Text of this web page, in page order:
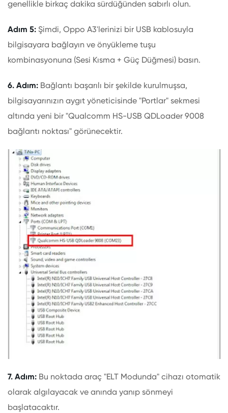
genellikle birkaç dakika sürdüğünden sabırlı olun.
Adım 5: Şimdi, Oppo A3'lerinizi bir USB kablosuyla
bilgisayara bağlayın ve önyükleme tuşu
kombinasyonuna (Sesi Kısma + Güç Düğmesi) basın.
6. Adım: Bağlantı başarılı bir şekilde kurulmuşsa,
bilgisayarınızın aygıt yöneticisinde "Portlar" sekmesi
altında yeni bir "Qualcomm HS-USB QDLoader 9008
bağlantı noktası" görünecektir.
7. Adım: Bu noktada araç "ELT Modunda" cihazı otomatik
olarak algılayacak ve anında yanıp sönmeyi
başlatacaktır.